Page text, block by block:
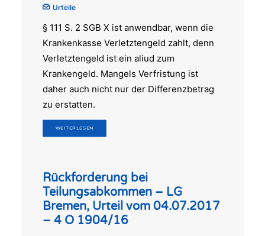
Urteile
§ 111 S. 2 SGB X ist anwendbar, wenn die
Krankenkasse Verletztengeld zahlt, denn
Verletztengeld ist ein aliud zum
Krankengeld. Mangels Verfristung ist
daher auch nicht nur der Differenzbetrag
zu erstatten.
WEITERLESEN
Rückforderung bei
Teilungsabkommen – LG
Bremen, Urteil vom 04.07.2017
– 4 O 1904/16